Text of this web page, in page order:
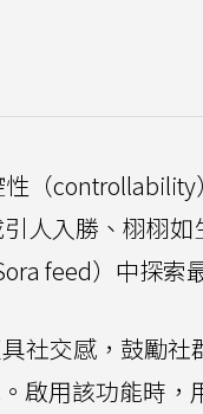
（
人入勝、栩栩
feed）中探索
社交感，鼓勵
啟用該功能時